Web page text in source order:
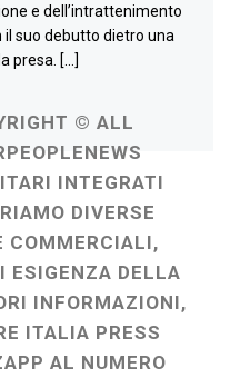
e dell’intrattenimento
il suo debutto dietro una
presa. […]
© ALL
INTEGRATI
DIVERSE
COMMERCIALI,
ESIGENZA DELLA
INFORMAZIONI,
ITALIA PRESS
AL NUMERO